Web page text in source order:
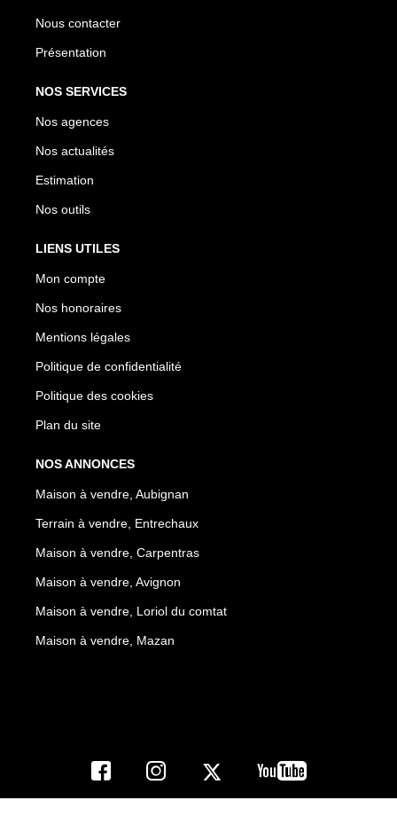
Nous contacter
Présentation
NOS SERVICES
Nos agences
Nos actualités
Estimation
Nos outils
LIENS UTILES
Mon compte
Nos honoraires
Mentions légales
Politique de confidentialité
Politique des cookies
Plan du site
NOS ANNONCES
Maison à vendre, Aubignan
Terrain à vendre, Entrechaux
Maison à vendre, Carpentras
Maison à vendre, Avignon
Maison à vendre, Loriol du comtat
Maison à vendre, Mazan